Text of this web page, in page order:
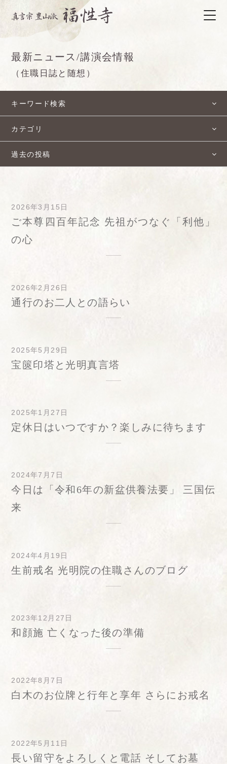
最新ニュース/講演会情報
（住職日誌と随想）
キーワード検索
カテゴリ
過去の投稿
2026年3月15日
ご本尊四百年記念 先祖がつなぐ「利他」
の心
2026年2月26日
通行のお二人との語らい
2025年5月29日
宝篋印塔と光明真言塔
2025年1月27日
定休日はいつですか？楽しみに待ちます
2024年7月7日
今日は「令和6年の新盆供養法要」 三国伝
来
2024年4月19日
生前戒名 光明院の住職さんのブログ
2023年12月27日
和顔施 亡くなった後の準備
2022年8月7日
白木のお位牌と行年と享年 さらにお戒名
2022年5月11日
長い留守をよろしくと電話 そしてお墓